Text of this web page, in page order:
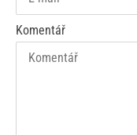
Komentář